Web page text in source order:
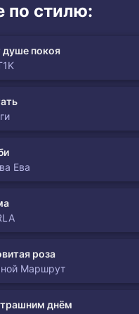
по стилю:
душе покоя
Ева
роза
Маршрут
днём